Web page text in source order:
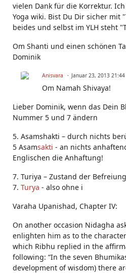
vielen Dank für die Korrektur.
Yoga wiki. Bist Du Dir sicher mit
beides und selbst im YLH steht
Om Shanti und einen schönen
Dominik
Anisvara Januar 23, 2013 21:44
Om Namah Shivaya!
Lieber Dominik, wenn das Dein
Nummer 5 und 7 ändern
5. Asamshakti – durch nichts
5 Asamsakti - an nichts
Englischen die Anhaftung!
7. Turiya – Zustand der
7. Turya - also ohne i
Varaha Upanishad, Chapter IV:
On another occasion Nidagha
enlighten him as to the
which Ribhu replied in the
following: “In the seven
development of wisdom) there